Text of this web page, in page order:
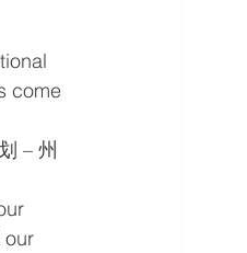
come
– 州
our